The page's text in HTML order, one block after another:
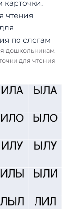
дошкольникам.
для чтения